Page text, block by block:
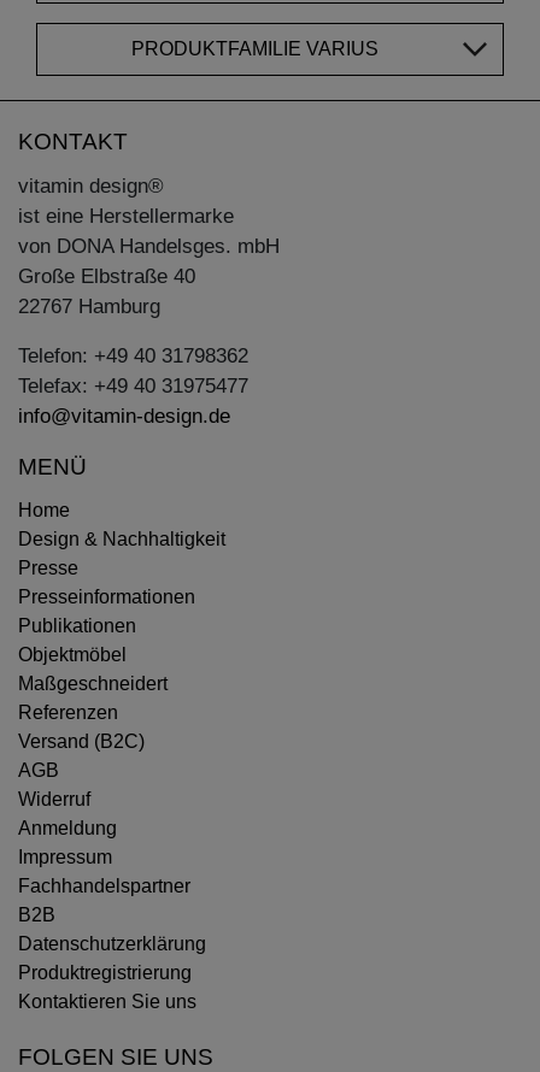
PRODUKTFAMILIE VARIUS
KONTAKT
vitamin design®
ist eine Herstellermarke
von DONA Handelsges. mbH
Große Elbstraße 40
22767 Hamburg
Telefon: +49 40 31798362
Telefax: +49 40 31975477
info@vitamin-design.de
MENÜ
Home
Design & Nachhaltigkeit
Presse
Presseinformationen
Publikationen
Objektmöbel
Maßgeschneidert
Referenzen
Versand (B2C)
AGB
Widerruf
Anmeldung
Impressum
Fachhandelspartner
B2B
Datenschutzerklärung
Produktregistrierung
Kontaktieren Sie uns
FOLGEN SIE UNS